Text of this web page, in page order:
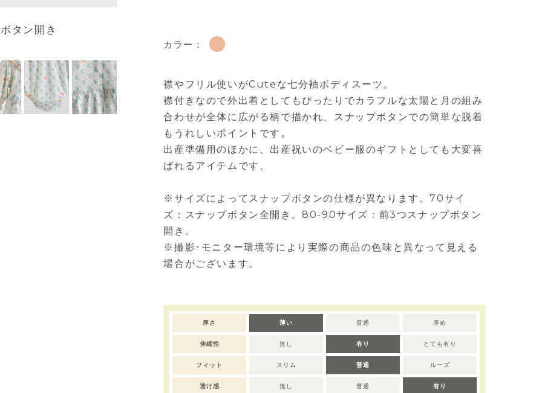
タン開き
カラー：
襟やフリル使いがCuteな七分袖ボディスーツ。
襟付きなので外出着としてもぴったりでカラフルな太陽と月の組み
合わせが全体に広がる柄で描かれ、スナップボタンでの簡単な脱着
もうれしいポイントです。
出産準備用のほかに、出産祝いのベビー服のギフトとしても大変喜
ばれるアイテムです。
※サイズによってスナップボタンの仕様が異なります。70サイ
ズ：スナップボタン全開き。80-90サイズ：前3つスナップボタン
開き。
※撮影･モニター環境等により実際の商品の色味と異なって見える
場合がございます。
厚さ 薄い 普通 厚め
伸縮性 無し 有り とても有り
フィット スリム 普通 ルーズ
透け感 無し 普通 有り